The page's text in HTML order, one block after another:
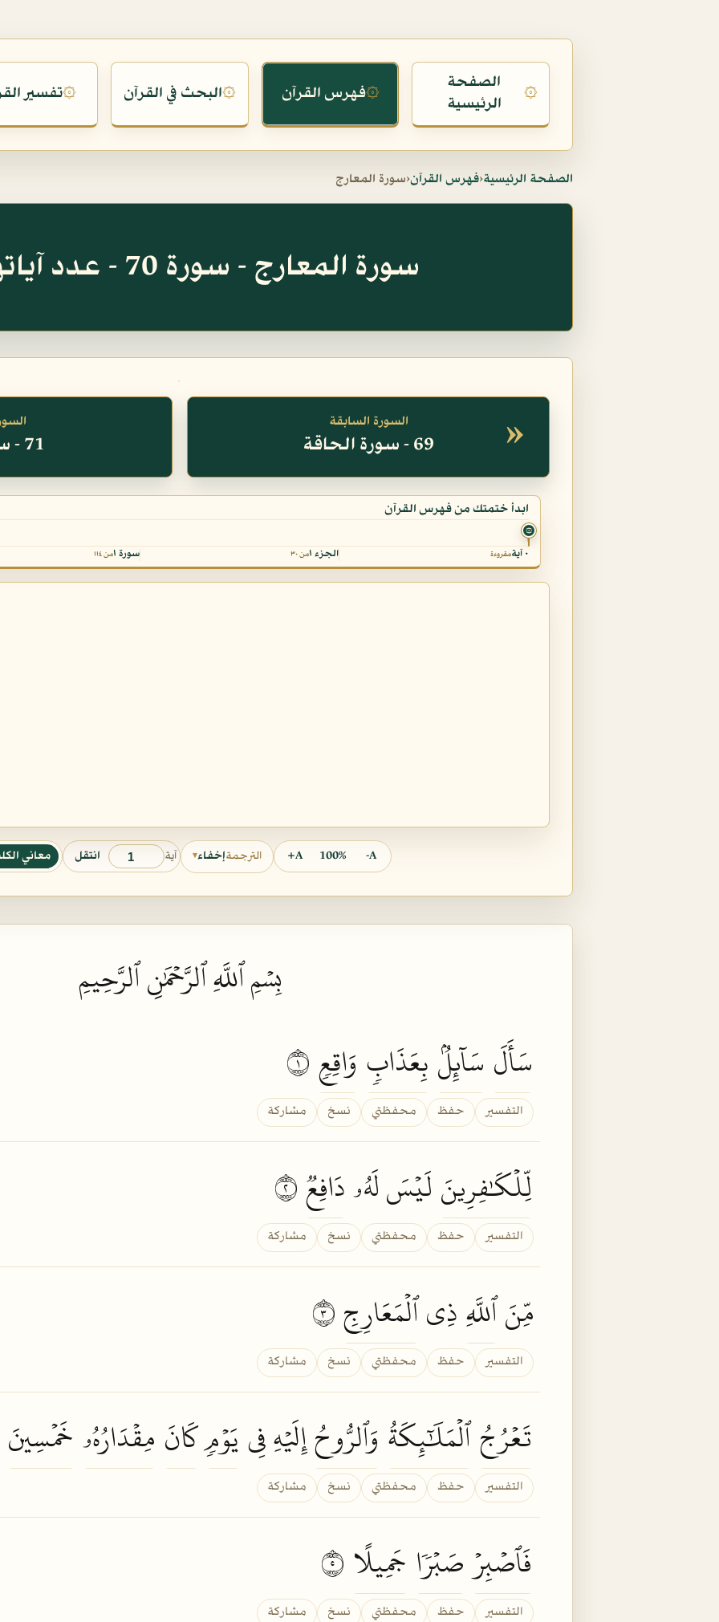
۞
الصفحة
الرئيسية
۞فهرس القرآن ۞البحث في القرآن ۞تفسير
الصفحة الرئيسية‹فهرس القرآن‹سورة المعارج
سورة المعارج - سورة 70 - عدد آياتها 44
» السورة السابقة
69 - سورة الحاقة 71 - سورة نوح
ابدأ ختمتك من فهرس القرآن
۞
٠ آية مقروءة الجزء ١ من ٣٠ سورة ١ من ١١٤
A-
100%
A+ الترجمةإخفاء▾ آية انتقل معاني
بِسۡمِ ٱللَّهِ ٱلرَّحۡمَٰنِ ٱلرَّحِيمِ
سَأَلَ سَآئِلُۢبِعَذَابٖ وَاقِعٖ
التفسير حفظ محفظتي نسخ مشاركة
لِّلۡكَٰفِرِينَلَيۡسَ لَهُۥدَافِعٞ
التفسير حفظ محفظتي نسخ مشاركة
مِّنَٱللَّهِذِيٱلۡمَعَارِجِ
التفسير حفظ محفظتي نسخ مشاركة
تَعۡرُجُٱلۡمَلَٰٓئِكَةُ وَٱلرُّوحُإِلَيۡهِ فِييَوۡمٖكَانَ مِقۡدَارُهُۥخَمۡسِينَ
التفسير حفظ محفظتي نسخ مشاركة
فَٱصۡبِرۡ صَبۡرٗا جَمِيلًا
التفسير حفظ محفظتي نسخ مشاركة